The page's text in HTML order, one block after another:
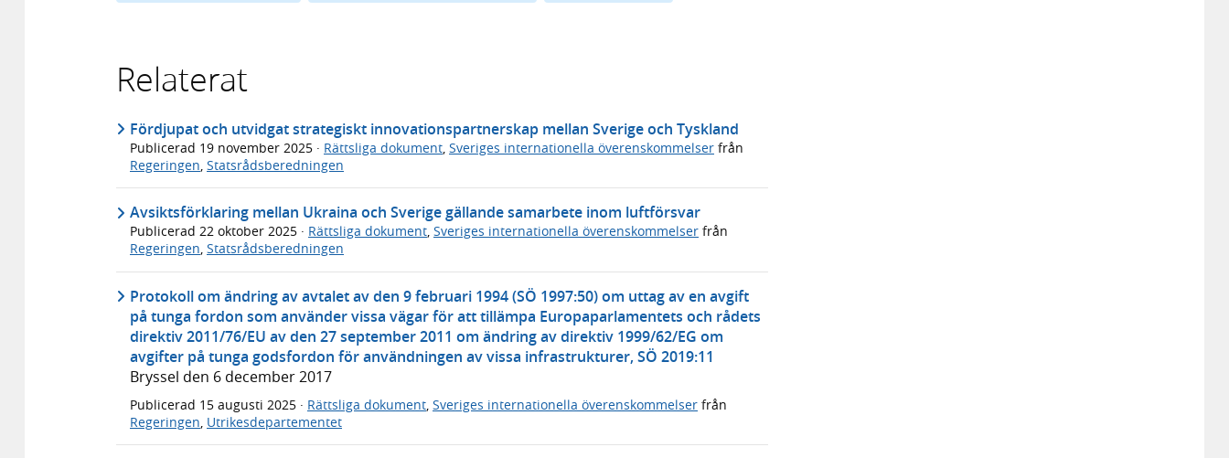
Relaterat
Fördjupat och utvidgat strategiskt innovationspartnerskap mellan Sverige och Tyskland
Publicerad 19 november 2025 · Rättsliga dokument Sveriges internationella överenskommelser från
Regeringen Statsrådsberedningen
Avsiktsförklaring mellan Ukraina och Sverige gällande samarbete inom luftförsvar
Publicerad 22 oktober 2025 · Rättsliga dokument, Sveriges internationella överenskommelser från
Regeringen, Statsrådsberedningen
Protokoll om ändring av avtalet av den 9 februari 1994 (SÖ 1997:50) om uttag av en avgift
på tunga fordon som använder vissa vägar för att tillämpa Europaparlamentets och rådets
direktiv 2011/76/EU av den 27 september 2011 om ändring av direktiv 1999/62/EG om
avgifter på tunga godsfordon för användningen av vissa infrastrukturer, SÖ 2019:11
Bryssel den 6 december 2017
Publicerad 15 augusti 2025 · Rättsliga dokument, Sveriges internationella överenskommelser från
Regeringen, Utrikesdepartementet